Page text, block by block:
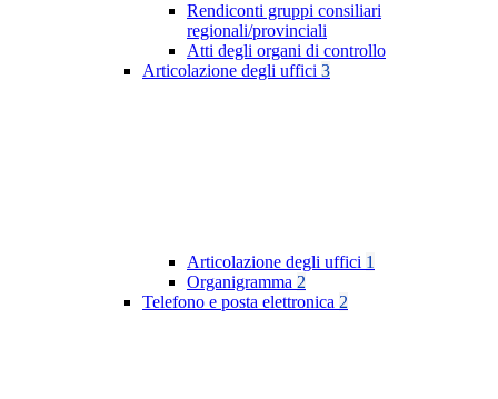
Rendiconti gruppi consiliari
regionali/provinciali
Atti degli organi di controllo
Articolazione degli uffici 3
Articolazione degli uffici 1
Organigramma 2
Telefono e posta elettronica 2